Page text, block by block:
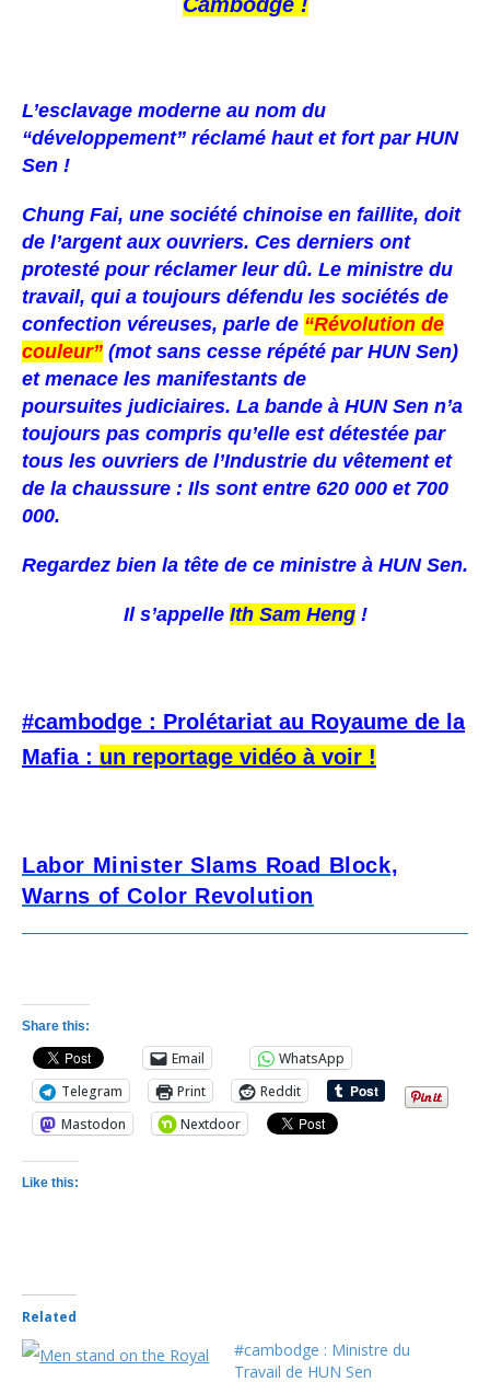
L’esclavage moderne au nom du
“développement” réclamé haut et fort par HUN
Sen !
Chung Fai, une société chinoise en faillite, doit
de l’argent aux ouvriers. Ces derniers ont
protesté pour réclamer leur dû. Le ministre du
travail, qui a toujours défendu les sociétés de
confection véreuses, parle de “Révolution de
couleur” (mot sans cesse répété par HUN Sen)
et menace les manifestants de
poursuites judiciaires. La bande à HUN Sen n’a
toujours pas compris qu’elle est détestée par
tous les ouvriers de l’Industrie du vêtement et
de la chaussure : Ils sont entre 620 000 et 700
000.
Regardez bien la tête de ce ministre à HUN Sen.
Il s’appelle Ith Sam Heng!
#cambodge : Prolétariat au Royaume de la
Mafia : un reportage vidéo à voir !
Labor Minister Slams Road Block,
Warns of Color Revolution
Share this:
Email
WhatsApp
Telegram
Print
Reddit
Mastodon
Nextdoor
Like this:
Related
#cambodge : Ministre du
Travail de HUN Sen